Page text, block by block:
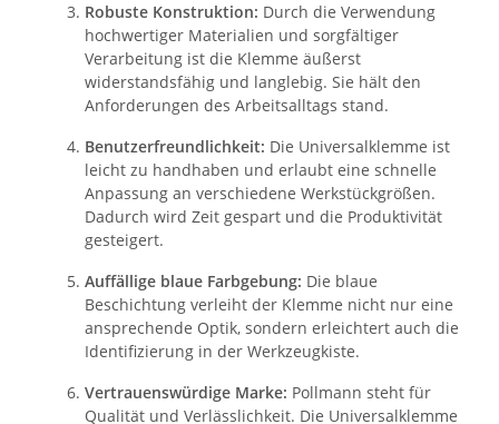
Robuste Konstruktion: Durch die Verwendung
hochwertiger Materialien und sorgfältiger
Verarbeitung ist die Klemme äußerst
widerstandsfähig und langlebig. Sie hält den
Anforderungen des Arbeitsalltags stand.
Benutzerfreundlichkeit: Die Universalklemme ist
leicht zu handhaben und erlaubt eine schnelle
Anpassung an verschiedene Werkstückgrößen.
Dadurch wird Zeit gespart und die Produktivität
gesteigert.
Auffällige blaue Farbgebung: Die blaue
Beschichtung verleiht der Klemme nicht nur eine
ansprechende Optik, sondern erleichtert auch die
Identifizierung in der Werkzeugkiste.
Vertrauenswürdige Marke: Pollmann steht für
Qualität und Verlässlichkeit. Die Universalklemme